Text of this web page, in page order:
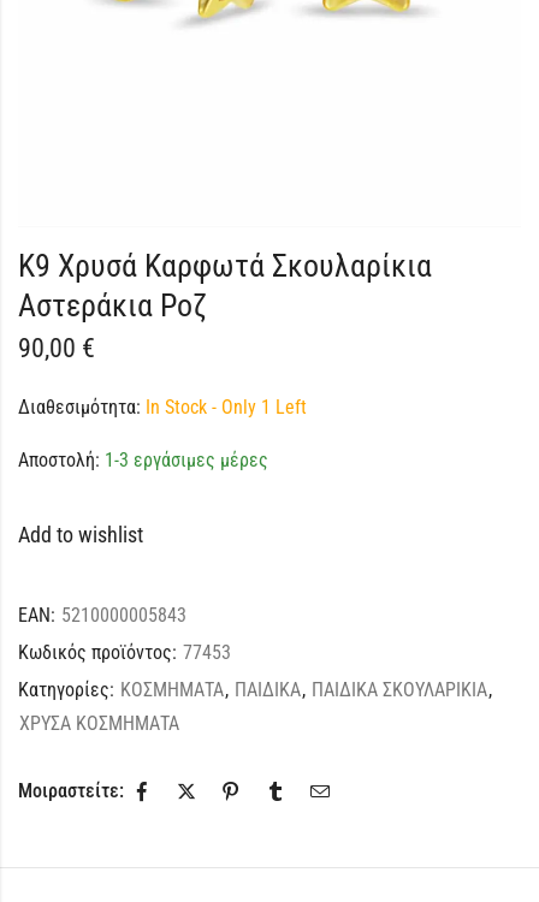
K9 Χρυσά Καρφωτά Σκουλαρίκια
Αστεράκια Ροζ
90,00 €
Διαθεσιμότητα: In Stock - Only 1 Left
Αποστολή: 1-3 εργάσιμες μέρες
Add to wishlist
EAN: 5210000005843
Κωδικός προϊόντος: 77453
Κατηγορίες: ΚΟΣΜΗΜΑΤΑ, ΠΑΙΔΙΚΑ, ΠΑΙΔΙΚΑ ΣΚΟΥΛΑΡΙΚΙΑ,
ΧΡΥΣΑ ΚΟΣΜΗΜΑΤΑ
Μοιραστείτε: